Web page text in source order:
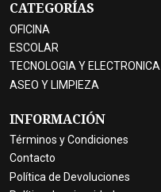
CATEGORÍAS
OFICINA
ESCOLAR
TECNOLOGIA Y ELECTRONICA
ASEO Y LIMPIEZA
INFORMACIÓN
Términos y Condiciones
Contacto
Política de Devoluciones